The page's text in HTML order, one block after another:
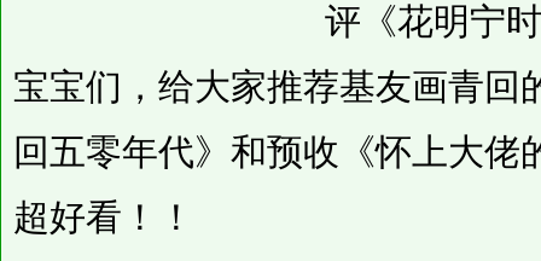
评《花明宁
宝宝们，给大家推荐基友画青回
回五零年代》和预收《怀上大佬
超好看！！